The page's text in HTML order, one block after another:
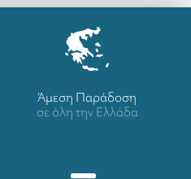
Άμεση Παράδοση
σε όλη την Ελλάδα